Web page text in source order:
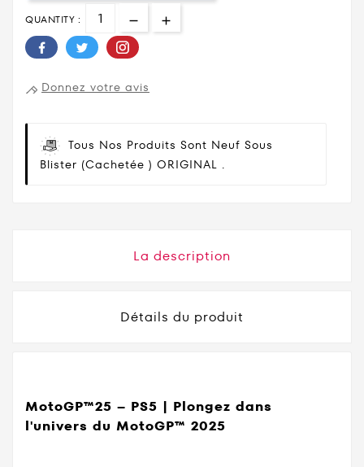
QUANTITY :
Donnez votre avis
Tous Nos Produits Sont Neuf Sous
Blister (cachetée ) ORIGINAL .
La description
Détails du produit
MotoGP™25 – PS5 | Plongez dans
l'univers du MotoGP™ 2025